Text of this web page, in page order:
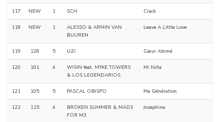
117 NEW 1 SCH Crack
118 NEW 1
ALESSO & ARMIN VAN
BUUREN
Leave A Little Love
119 128 5 UZI Cœur Abimé
120 101 4
WISIN feat. MYKE TOWERS
& LOS LEGENDARIOS
Mi Niña
121 105 5 PASCAL OBISPO Ma Génération
122 115 4
BROKEN SUMMER & MAD3
FOR M3
Josephine